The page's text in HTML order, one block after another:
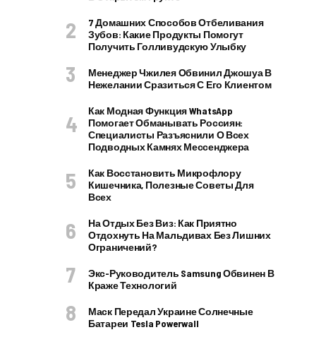
7 Домашних Способов Отбеливания
Зубов: Какие Продукты Помогут
Получить Голливудскую Улыбку
Менеджер Чжилея Обвинил Джошуа В
Нежелании Сразиться С Его Клиентом
Как Модная Функция WhatsApp
Помогает Обманывать Россиян:
Специалисты Разъяснили О Всех
Подводных Камнях Мессенджера
Как Восстановить Микрофлору
Кишечника, Полезные Советы Для
Всех
На Отдых Без Виз: Как Приятно
Отдохнуть На Мальдивах Без Лишних
Ограничений?
Экс-Руководитель Samsung Обвинен В
Краже Технологий
Маск Передал Украине Солнечные
Батареи Tesla Powerwall